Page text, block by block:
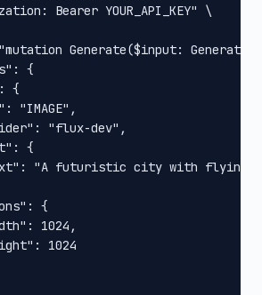
Bearer YOUR_API_KEY" \
Generate($input:
{
{
"IMAGE",
"flux-dev",
{
"A futuristic city with flying
{
1024,
1024